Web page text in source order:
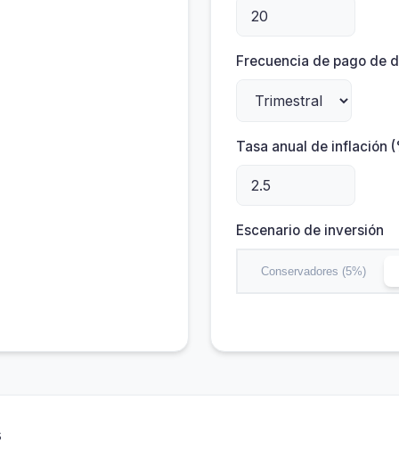
Frecuencia de pago de
Tasa anual de inflación
Escenario de inversión
Conservadores (5%)